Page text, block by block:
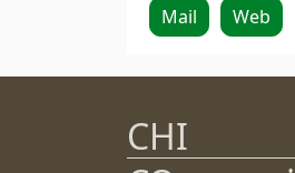
Mail
Web
CHI